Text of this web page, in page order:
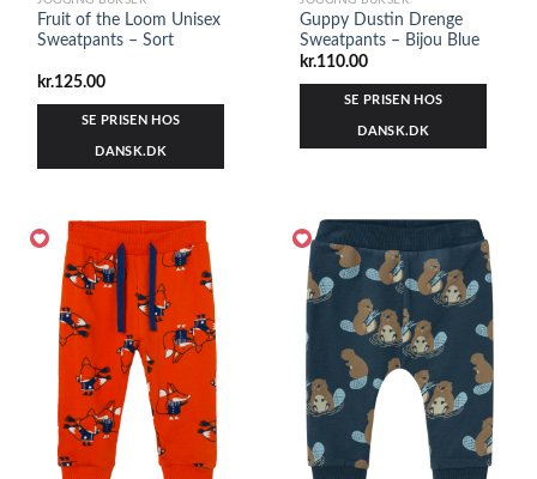
Fruit of the Loom Unisex
Sweatpants – Sort
kr.125.00
SE PRISEN HOS
DANSK.DK
Guppy Dustin Drenge
Sweatpants – Bijou Blue
kr.110.00
SE PRISEN HOS
DANSK.DK